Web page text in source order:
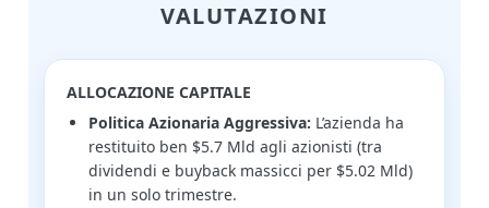
VALUTAZIONI
ALLOCAZIONE CAPITALE
Politica Azionaria Aggressiva: L’azienda ha
restituito ben $5.7 Mld agli azionisti (tra
dividendi e buyback massicci per $5.02 Mld)
in un solo trimestre.